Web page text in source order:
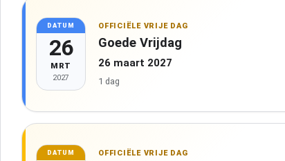
DATUM
26
MRT
2027
OFFICIËLE VRIJE DAG
Goede Vrijdag
26 maart 2027
1 dag
DATUM OFFICIËLE VRIJE DAG